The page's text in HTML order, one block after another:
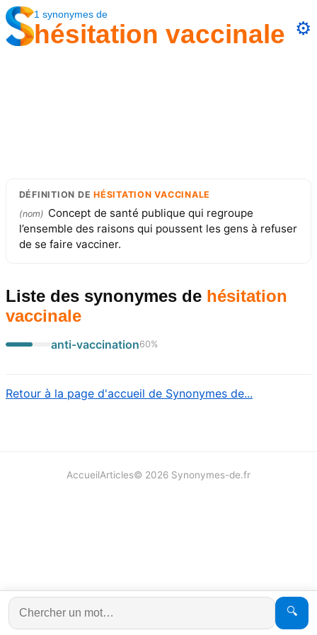
1 synonymes de
hésitation vaccinale ⚙️
DÉFINITION DEHÉSITATION VACCINALE
(nom) Concept de santé publique qui regroupe
l’ensemble des raisons qui poussent les gens à refuser
de se faire vacciner.
Liste des synonymes de hésitation
vaccinale
anti-vaccination60%
Retour à la page d'accueil de Synonymes de...
🔍
AccueilArticles© 2026 Synonymes-de.fr